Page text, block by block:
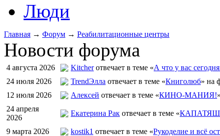
Люди
Главная → Форум → Реабилитационные центры
Новости форума
4 августа 2026 Kitcherотвечает в теме «А что у вас
24 июля 2026
TrendЭлла отвечает в теме «Книголюб» на
12 июля 2026
Алексей отвечает в теме «КИНО-МАНИЯ!
24 апреля
2026
Екатерина Рак отвечает в теме «
9 марта 2026 kostik1 отвечает в теме «Рукоделие и всё